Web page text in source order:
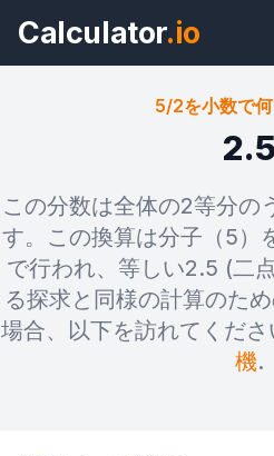
Calculator.io
5/2を小数で
2.5
この分数は全体の2等分の
す。この換算は分子（5）
で行われ、等しい2.5 (二
る探求と同様の計算のた
場合、以下を訪れてくださ
機.